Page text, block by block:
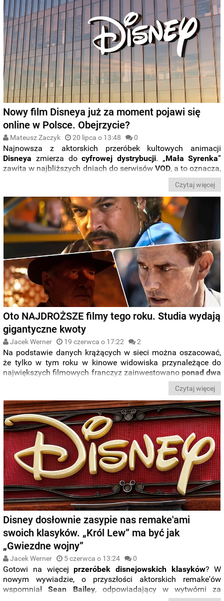
Nowy film Disneya już za moment pojawi się
online w Polsce. Obejrzycie?
Mateusz Zaczyk 20 lipca o 13:48 0
Najnowsza z aktorskich przeróbek kultowych animacji
Disneya zmierza docyfrowej dystrybucji. „Mała Syrenka”
zawita w najbliższych dniach do serwisów VOD, a to oznacza,
że jesteśmy już bardzo blisko premiery także wstreamingu
Czytaj więcej
Oto NAJDROŻSZE filmy tego roku. Studia wydają
gigantyczne kwoty
Jacek Werner 19 czerwca o 17:22 2
Na podstawie danych krążących w sieci można oszacować,
że tylko w tym roku w kinowe widowiska przynależące do
największych filmowych franczyz zainwestowanoponad dwa
. Zerknijcie na krótkie zestawienie
Czytaj więcej
Disney dosłownie zasypie nas remake'ami
swoich klasyków. „Król Lew” ma być jak
„Gwiezdne wojny”
Jacek Werner 5 czerwca o 13:24 0
Gotowi na więcejprzeróbek disnejowskich klasyków? W
nowym wywiadzie, o przyszłości aktorskich remake'ów
wspomniał Sean Bailey, odpowiadający w wytwórni za